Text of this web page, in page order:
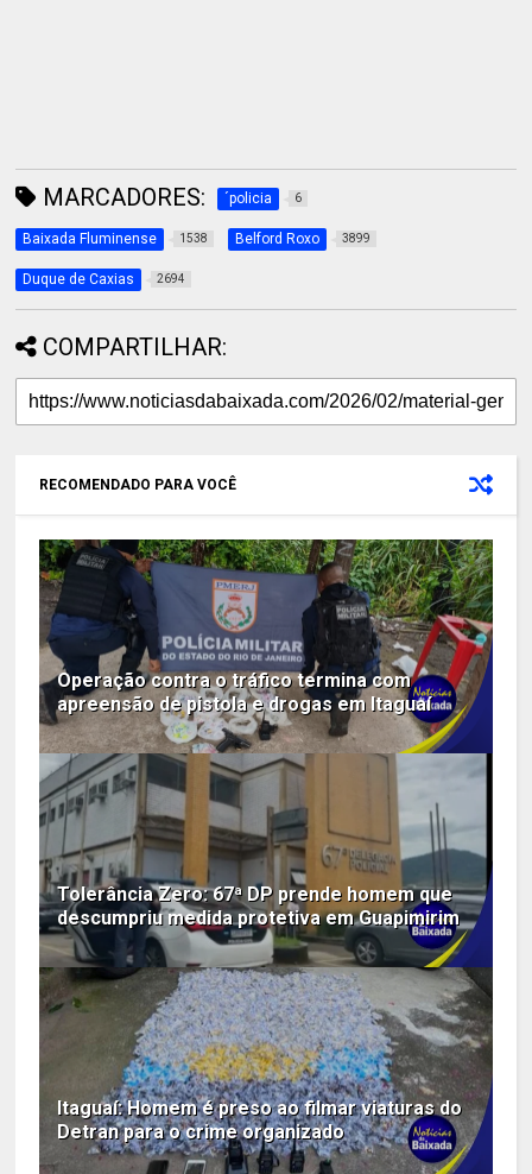
MARCADORES: ´policia 6
Baixada Fluminense 1538 Belford Roxo 3899
Duque de Caxias 2694
COMPARTILHAR:
RECOMENDADO PARA VOCÊ
Operação contra o tráfico termina com
apreensão de pistola e drogas em Itaguaí
Tolerância Zero: 67ª DP prende homem que
descumpriu medida protetiva em Guapimirim
Itaguaí: Homem é preso ao filmar viaturas do
Detran para o crime organizado